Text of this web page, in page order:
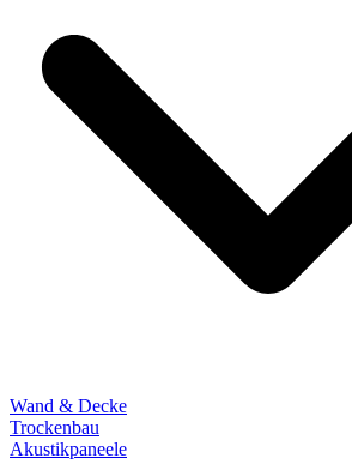
Wand & Decke
Trockenbau
Akustikpaneele